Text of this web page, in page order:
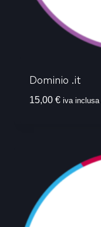
Dominio .it
15,00 € iva inclusa